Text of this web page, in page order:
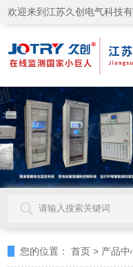
欢迎来到江苏久创电气科技
您的位置： 首页 > 产品中